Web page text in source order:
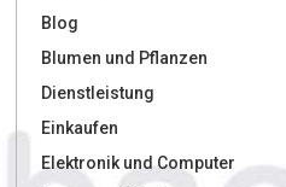
Blog
Blumen und Pflanzen
Dienstleistung
Einkaufen
Elektronik und Computer